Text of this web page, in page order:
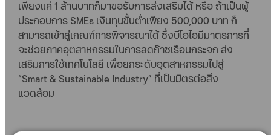
เพียงแค่ 1 ล้านบาทก็มาขอรับการส่งเสริมได้ หรือ ถ้าเป็นผู้
ประกอบการ SMEs เงินทุนขั้นต่ำเพียง 500,000 บาท ก็
สามารถเข้าสู่เกณฑ์การพิจารณาได้ ซึ่งบีโอไอมีมาตรการที่
จะช่วยภาคอุตสาหกรรมในการลดก๊าซเรือนกระจก ส่ง
เสริมการใช้เทคโนโลยี เพื่อยกระดับอุตสาหกรรมไปสู่
“Smart & Sustainable Industry” ที่เป็นมิตรต่อสิ่ง
แวดล้อม